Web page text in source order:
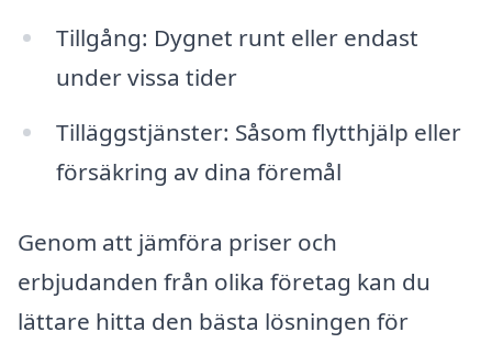
Tillgång: Dygnet runt eller endast
under vissa tider
Tilläggstjänster: Såsom flytthjälp eller
försäkring av dina föremål
Genom att jämföra priser och
erbjudanden från olika företag kan du
lättare hitta den bästa lösningen för